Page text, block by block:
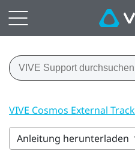
VIVE Cosmos External
Anleitung herunterladen